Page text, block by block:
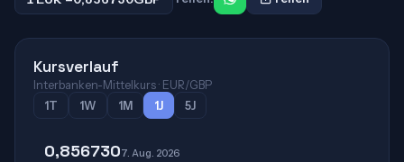
Kursverlauf
Interbanken-Mittelkurs · EUR/GBP
1T
1W 1M 1J 5J
0,8567307. Aug. 2026